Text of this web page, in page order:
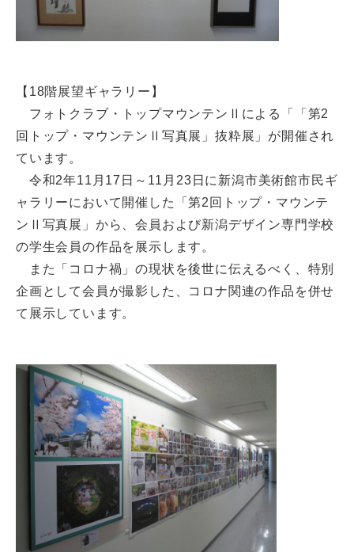
【18階展望ギャラリー】
フォトクラブ・トップマウンテンⅡによる「「第2
回トップ・マウンテンⅡ写真展」抜粋展」が開催され
ています。
令和2年11月17日～11月23日に新潟市美術館市民ギ
ャラリーにおいて開催した「第2回トップ・マウンテ
ンⅡ写真展」から、会員および新潟デザイン専門学校
の学生会員の作品を展示します。
また「コロナ禍」の現状を後世に伝えるべく、特別
企画として会員が撮影した、コロナ関連の作品を併せ
て展示しています。